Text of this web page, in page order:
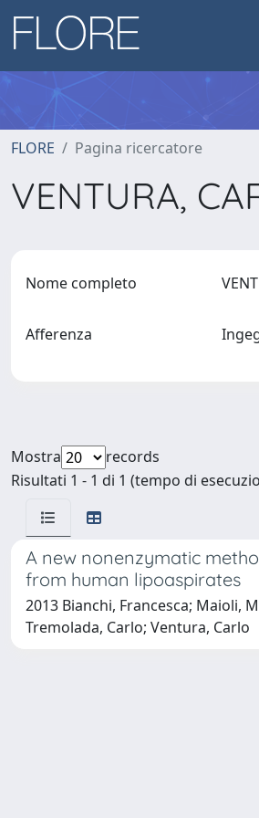
FLORE Pagina ricercatore
VENTURA,
Nome completo
Afferenza
Mostra
records
Risultati 1 - 1 di 1 (tempo di
A new nonenzymatic
from human lipoaspirates
2013 Bianchi, Francesca; Maioli,
Tremolada, Carlo; Ventura, Carlo